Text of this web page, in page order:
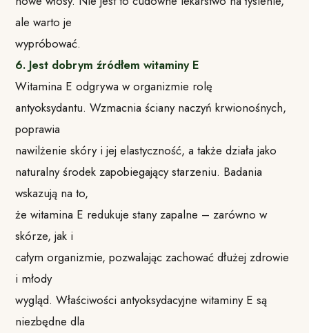
ale warto je
wypróbować.
6. Jest dobrym źródłem witaminy E
Witamina E odgrywa w organizmie rolę
antyoksydantu. Wzmacnia ściany naczyń krwionośnych,
poprawia
nawilżenie skóry i jej elastyczność, a także działa jako
naturalny środek zapobiegający starzeniu. Badania
wskazują na to,
że witamina E redukuje stany zapalne – zarówno w
skórze, jak i
całym organizmie, pozwalając zachować dłużej zdrowie
i młody
wygląd. Właściwości antyoksydacyjne witaminy E są
niezbędne dla